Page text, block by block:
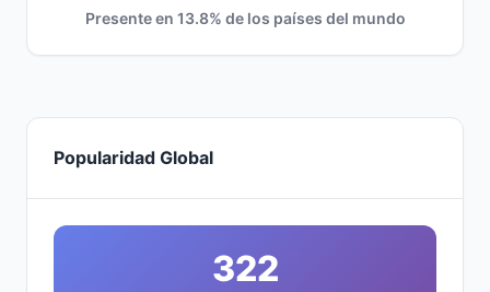
Presente en 13.8% de los países del mundo
Popularidad Global
322